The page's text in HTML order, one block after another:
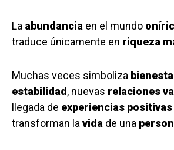
La abundancia en el mundo
traduce únicamente en riqueza
Muchas veces simboliza
estabilidad, nuevas relaciones
llegada de experiencias positivas
transforman lavida de una